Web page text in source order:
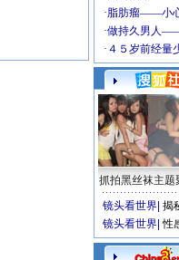
抓拍黑丝袜主题
镜头看世界 揭
镜头看世界 性